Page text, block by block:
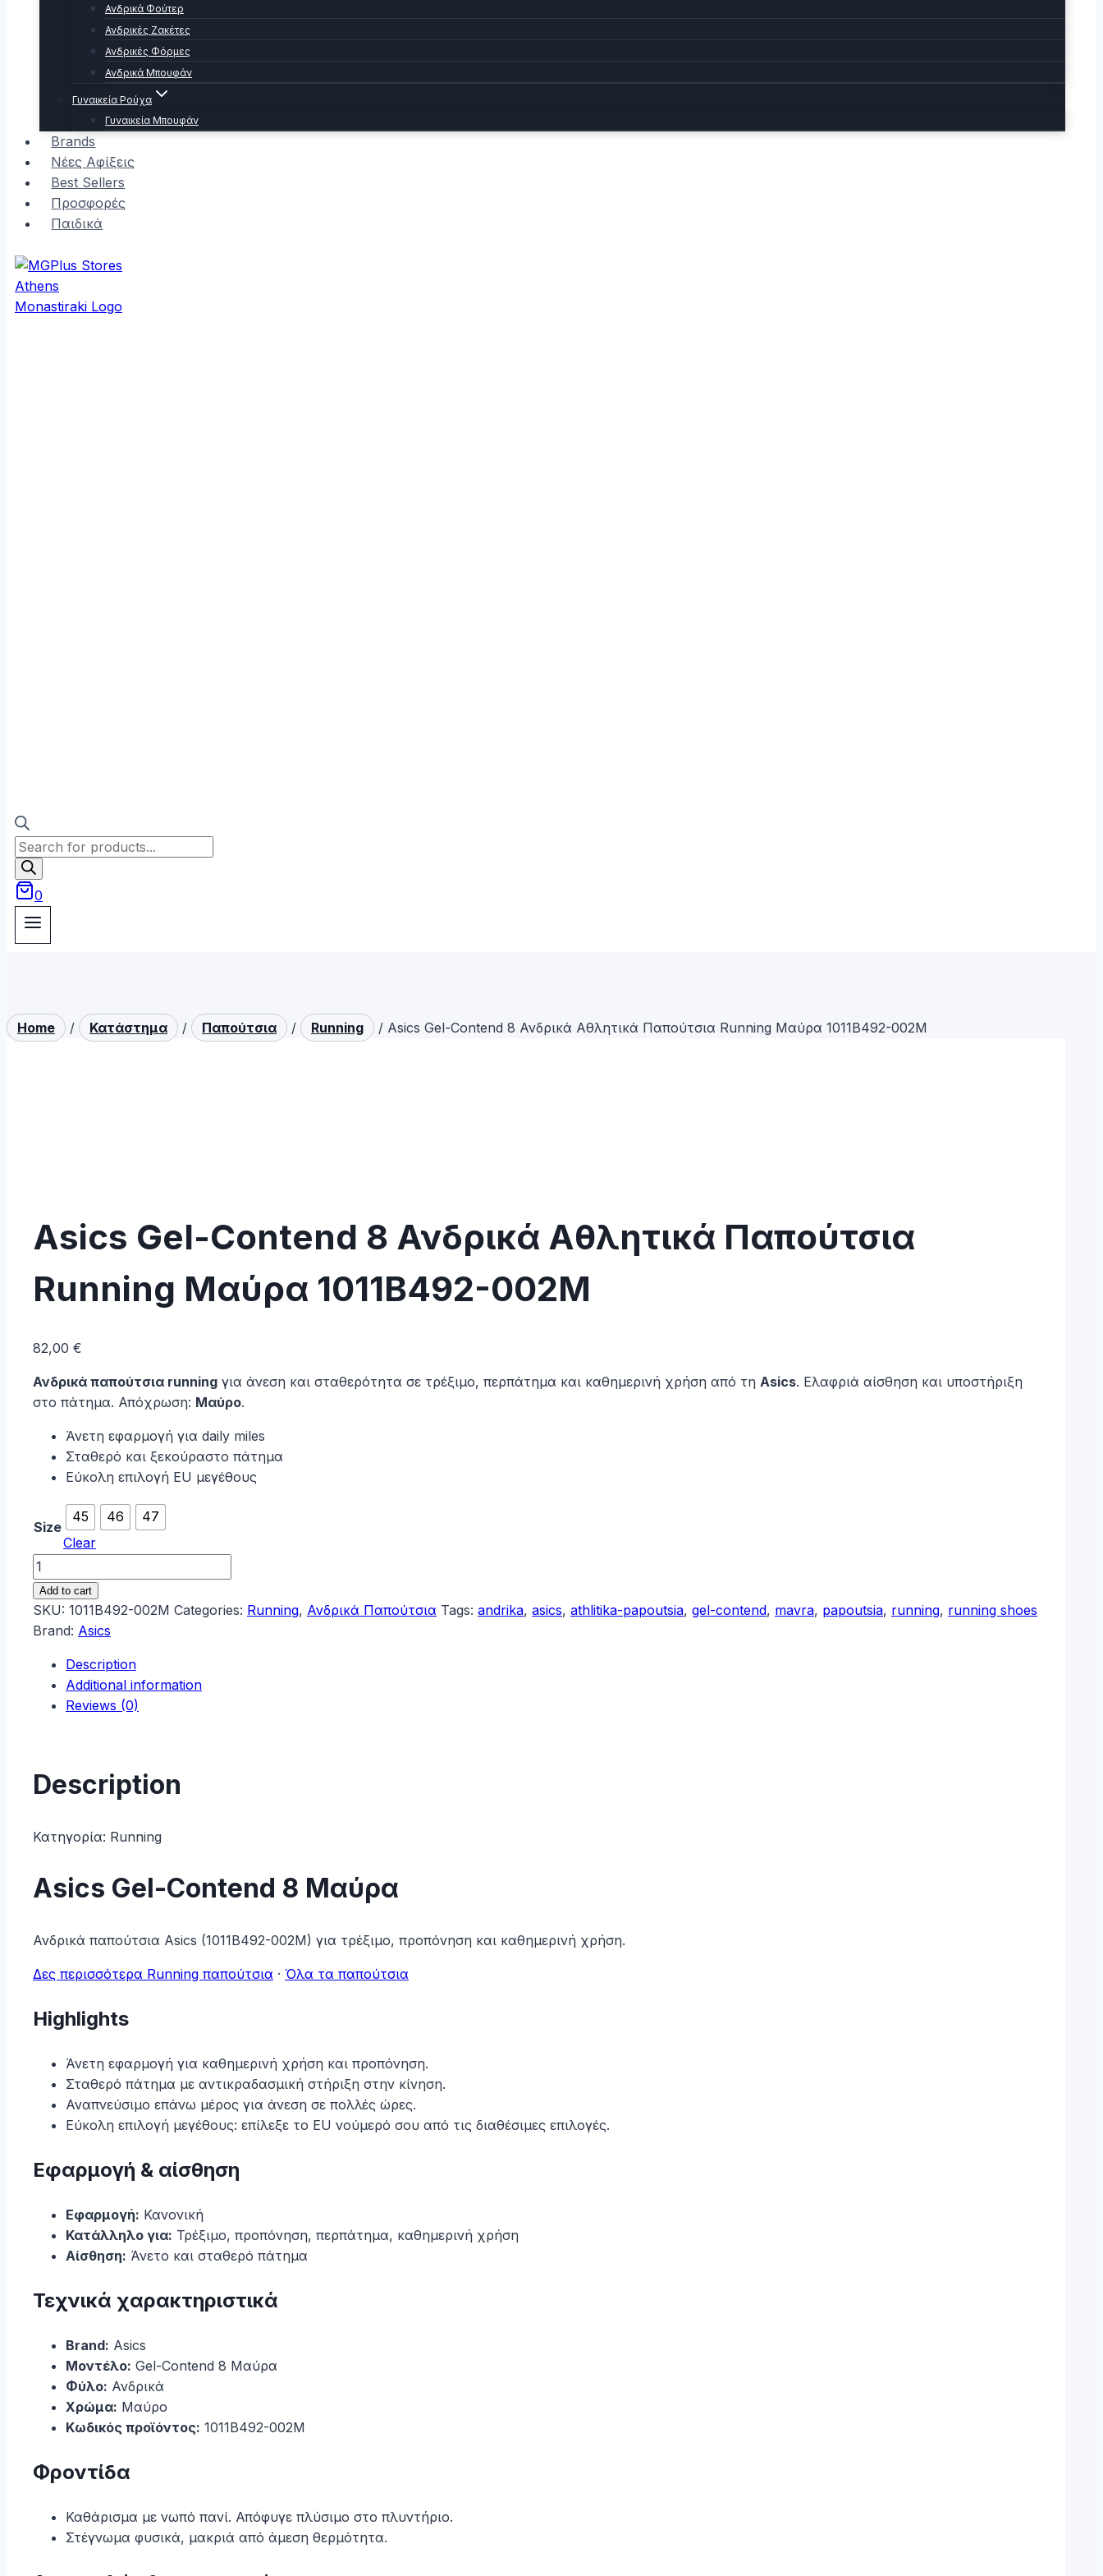
Ανδρικά Φούτερ
Ανδρικές Ζακέτες
Ανδρικές Φόρμες
Ανδρικά Μπουφάν
Γυναικεία Ρούχα
Γυναικεία Μπουφάν
Brands
Νέες Αφίξεις
Best Sellers
Προσφορές
Παιδικά
Products
search
0
Home / Κατάστημα / Παπούτσια / Running / Asics Gel-Contend 8 Ανδρικά Αθλητικά Παπούτσια Running Μαύρα 1011B492-002M
Asics Gel-Contend 8 Ανδρικά Αθλητικά Παπούτσια
Running Μαύρα 1011B492-002M
82,00 €
Ανδρικά παπούτσια running για άνεση και σταθερότητα σε τρέξιμο, περπάτημα και καθημερινή χρήση από τη Asics. Ελαφριά αίσθηση και υποστήριξη
στο πάτημα. Απόχρωση: Μαύρο.
Άνετη εφαρμογή για daily miles
Σταθερό και ξεκούραστο πάτημα
Εύκολη επιλογή EU μεγέθους
Size
45 46
47
Clear
Asics
Gel-
Contend
8
Αθλητικά
Παπούτσια
Running
quantity
Add to cart
SKU: 1011B492-002M Categories: Running, Ανδρικά Παπούτσια Tags: andrika, asics, athlitika-papoutsia, gel-contend, mavra, papoutsia, running, running shoes
Brand: Asics
Description
Additional information
Reviews (0)
Description
Κατηγορία: Running
Asics Gel-Contend 8 Μαύρα
Ανδρικά παπούτσια Asics (1011B492-002M) για τρέξιμο, προπόνηση και καθημερινή χρήση.
Δες περισσότερα Running παπούτσια · Όλα τα παπούτσια
Highlights
Άνετη εφαρμογή για καθημερινή χρήση και προπόνηση.
Σταθερό πάτημα με αντικραδασμική στήριξη στην κίνηση.
Αναπνεύσιμο επάνω μέρος για άνεση σε πολλές ώρες.
Εύκολη επιλογή μεγέθους: επίλεξε το EU νούμερό σου από τις διαθέσιμες επιλογές.
Εφαρμογή & αίσθηση
Εφαρμογή: Κανονική
Κατάλληλο για: Τρέξιμο, προπόνηση, περπάτημα, καθημερινή χρήση
Αίσθηση: Άνετο και σταθερό πάτημα
Τεχνικά χαρακτηριστικά
Brand: Asics
Μοντέλο: Gel-Contend 8 Μαύρα
Φύλο: Ανδρικά
Χρώμα: Μαύρο
Κωδικός προϊόντος: 1011B492-002M
Φροντίδα
Καθάρισμα με νωπό πανί. Απόφυγε πλύσιμο στο πλυντήριο.
Στέγνωμα φυσικά, μακριά από άμεση θερμότητα.